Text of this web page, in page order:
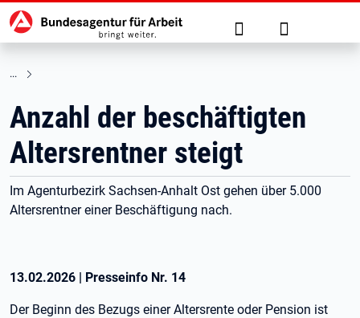
zu den Hauptinhalten springen
Hauptnavigation Suche Anmelden
Anzahl der beschäftigten
Altersrentner steigt
Im Agenturbezirk Sachsen-Anhalt Ost gehen über 5.000
Altersrentner einer Beschäftigung nach.
13.02.2026 | Presseinfo Nr. 14
Der Beginn des Bezugs einer Altersrente oder Pension ist